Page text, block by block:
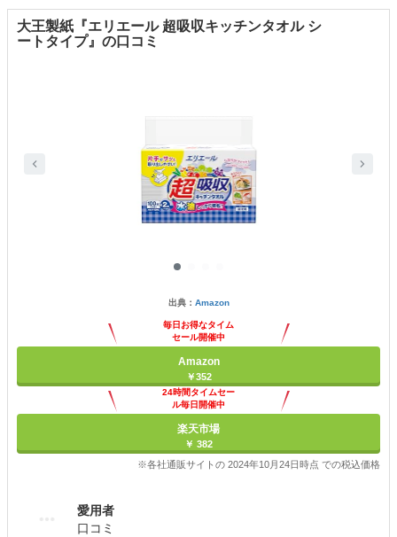
大王製紙『エリエール 超吸収キッチンタオル シ
ートタイプ』の口コミ
出典： Amazon
毎日お得なタイム
セール開催中
Amazon
￥352
24時間タイムセー
ル毎日開催中
楽天市場
￥ 382
※各社通販サイトの 2024年10月24日時点 での税込価格
愛用者
口コミ